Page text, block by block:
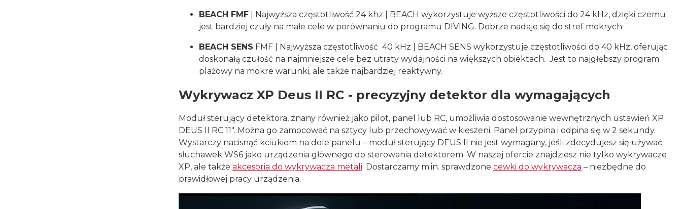
BEACH FMF | Najwyższa częstotliwość 24 khz | BEACH wykorzystuje wyższe częstotliwości do 24 kHz, dzięki czemu
jest bardziej czuły na małe cele w porównaniu do programu DIVING. Dobrze nadaje się do stref mokrych.
BEACH SENS FMF | Najwyższa częstotliwość 40 kHz | BEACH SENS wykorzystuje częstotliwości do 40 kHz, oferując
doskonałą czułość na najmniejsze cele bez utraty wydajności na większych obiektach. Jest to najgłębszy program
plażowy na mokre warunki, ale także najbardziej reaktywny.
Wykrywacz XP Deus II RC - precyzyjny detektor dla wymagających
Moduł sterujący detektora, znany również jako pilot, panel lub RC, umożliwia dostosowanie wewnętrznych ustawień XP
DEUS II RC 11". Można go zamocować na sztycy lub przechowywać w kieszeni. Panel przypina i odpina się w 2 sekundy.
Wystarczy nacisnąć kciukiem na dole panelu – moduł sterujący DEUS II nie jest wymagany, jeśli zdecydujesz się używać
słuchawek WS6 jako urządzenia głównego do sterowania detektorem. W naszej ofercie znajdziesz nie tylko wykrywacze
XP, ale także akcesoria do wykrywacza metali. Dostarczamy m.in. sprawdzone cewki do wykrywacza – niezbędne do
prawidłowej pracy urządzenia.